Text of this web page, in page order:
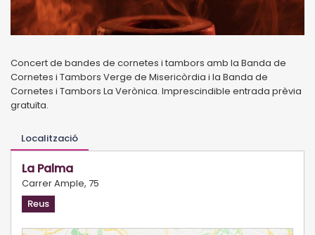
Concert de bandes de cornetes i tambors amb la Banda de
Cornetes i Tambors Verge de Misericòrdia i la Banda de
Cornetes i Tambors La Verònica. Imprescindible entrada prèvia
gratuïta.
Localització
La Palma
Carrer Ample, 75
Reus